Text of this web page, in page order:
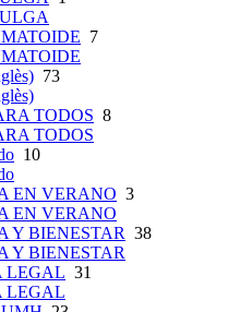
7
73
TODOS 8
TODOS
10
EN VERANO 3
EN VERANO
Y BIENESTAR 38
Y BIENESTAR
LEGAL 31
LEGAL